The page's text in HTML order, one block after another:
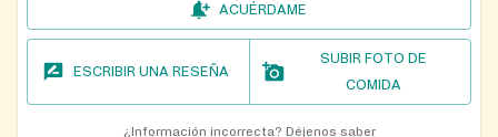
ACUÉRDAME
ESCRIBIR UNA RESEÑA
SUBIR FOTO DE
COMIDA
¿Información incorrecta? Déjenos saber